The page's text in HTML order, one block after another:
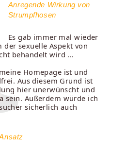
Anregende Wirkung von
Strumpfhosen
Es gab immer mal wieder
der sexuelle Aspekt von
behandelt wird ...
Homepage ist und
Aus diesem Grund ist
hier unerwünscht und
sein. Außerdem würde ich
sicherlich auch